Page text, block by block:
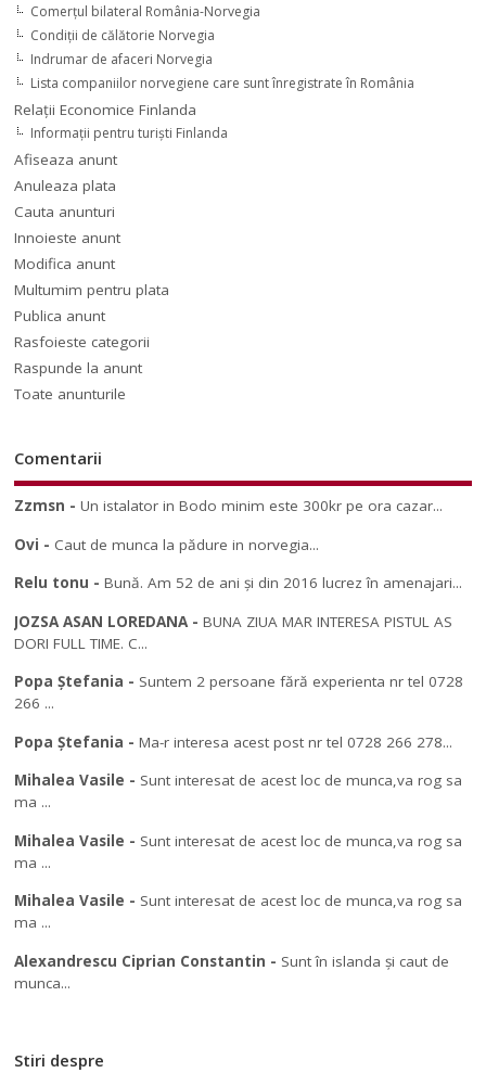
Comerţul bilateral România-Norvegia
Condiții de călătorie Norvegia
Indrumar de afaceri Norvegia
Lista companiilor norvegiene care sunt înregistrate în România
Relaţii Economice Finlanda
Informaţii pentru turişti Finlanda
Afiseaza anunt
Anuleaza plata
Cauta anunturi
Innoieste anunt
Modifica anunt
Multumim pentru plata
Publica anunt
Rasfoieste categorii
Raspunde la anunt
Toate anunturile
Comentarii
Zzmsn -Un istalator in Bodo minim este 300kr pe ora cazar...
Ovi - Caut de munca la pădure in norvegia...
Relu tonu -Bună. Am 52 de ani și din 2016 lucrez în amenajari...
JOZSA ASAN LOREDANA-BUNA ZIUA MAR INTERESA PISTUL AS
DORI FULL TIME. C...
Popa Ștefania - Suntem 2 persoane fără experienta nr tel 0728
266 ...
Popa Ștefania -Ma-r interesa acest post nr tel 0728 266 278...
Mihalea Vasile - Sunt interesat de acest loc de munca,va rog sa
ma ...
Mihalea Vasile - Sunt interesat de acest loc de munca,va rog sa
ma ...
Mihalea Vasile - Sunt interesat de acest loc de munca,va rog sa
ma ...
Alexandrescu Ciprian Constantin - Sunt în islanda și caut de
munca...
Stiri despre